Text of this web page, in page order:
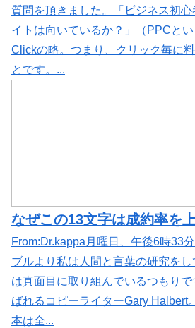
質問を頂きました。「ビジネス初
イトは向いているか？」（PPCと
Clickの略。つまり、クリック毎に
とです。...
なぜこの13文字は成約率を
From:Dr.kappa月曜日、午後6時33
ブルより私は人間と言葉の研究を
は真面目に取り組んでいるつもり
ばれるコピーライターGary Halbert
本は全...